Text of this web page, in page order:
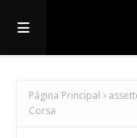
Página Principal
Corsa